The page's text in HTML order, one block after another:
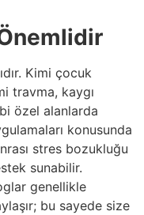
Kimi çocuk
travma, kaygı
özel alanlarda
konusunda
stres bozukluğu
sunabilir.
genellikle
bu sayede size